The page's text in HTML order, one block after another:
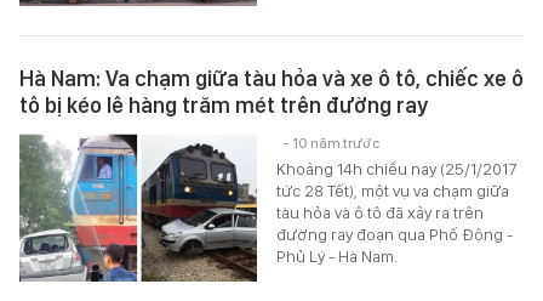
Hà Nam: Va chạm giữa tàu hỏa và xe ô tô, chiếc xe ô
tô bị kéo lê hàng trăm mét trên đường ray
Khoảng 14h chiều nay (25/1/2017
tức 28 Tết), một vụ va chạm giữa
tàu hỏa và ô tô đã xảy ra trên
đường ray đoạn qua Phố Động -
Phủ Lý - Hà Nam.
- 10 năm trước